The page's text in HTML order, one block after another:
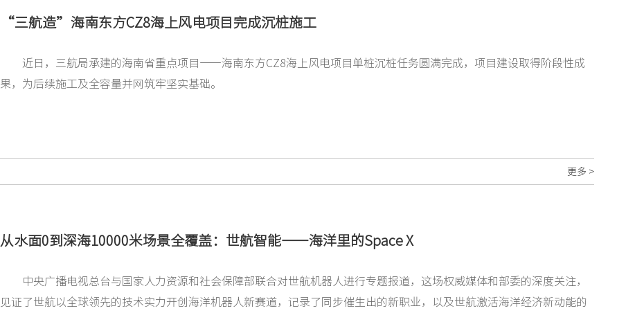
“三航造”海南东方CZ8海上风电项目完成沉桩施工
近日，三航局承建的海南省重点项目——海南东方CZ8海上风电项目单桩沉桩任务圆满完成，项目建设取得阶段性成
果，为后续施工及全容量并网筑牢坚实基础。
更多 >
从水面0到深海10000米场景全覆盖：世航智能——海洋里的Space X
中央广播电视总台与国家人力资源和社会保障部联合对世航机器人进行专题报道，这场权威媒体和部委的深度关注，
见证了世航以全球领先的技术实力开创海洋机器人新赛道，记录了同步催生出的新职业，以及世航激活海洋经济新动能的